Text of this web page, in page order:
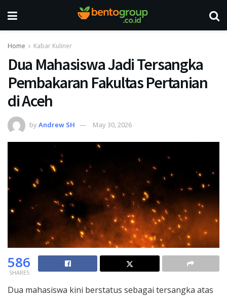
Home Kabar Kuliner
Dua Mahasiswa Jadi Tersangka
Pembakaran Fakultas Pertanian
di Aceh
byAndrew SH May 30, 2026
586
SHARES
Dua mahasiswa kini berstatus sebagai tersangka atas